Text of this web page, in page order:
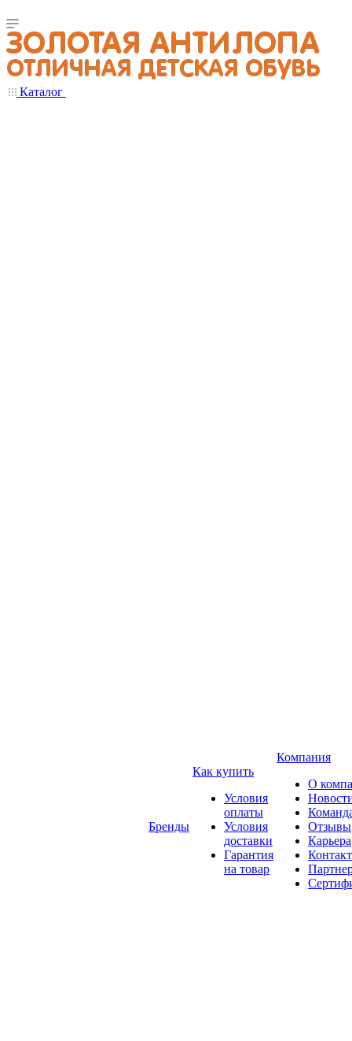
Каталог
Бренды
Как купить
Условия
оплаты
Условия
доставки
Гарантия
на товар
Компания
О
Отзывы
Карьера